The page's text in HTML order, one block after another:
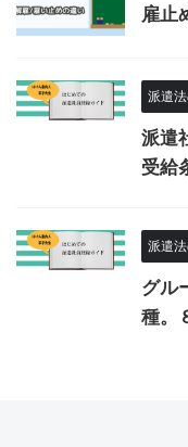
雇止
派遣
派遣
受給
派遣
グル
種。